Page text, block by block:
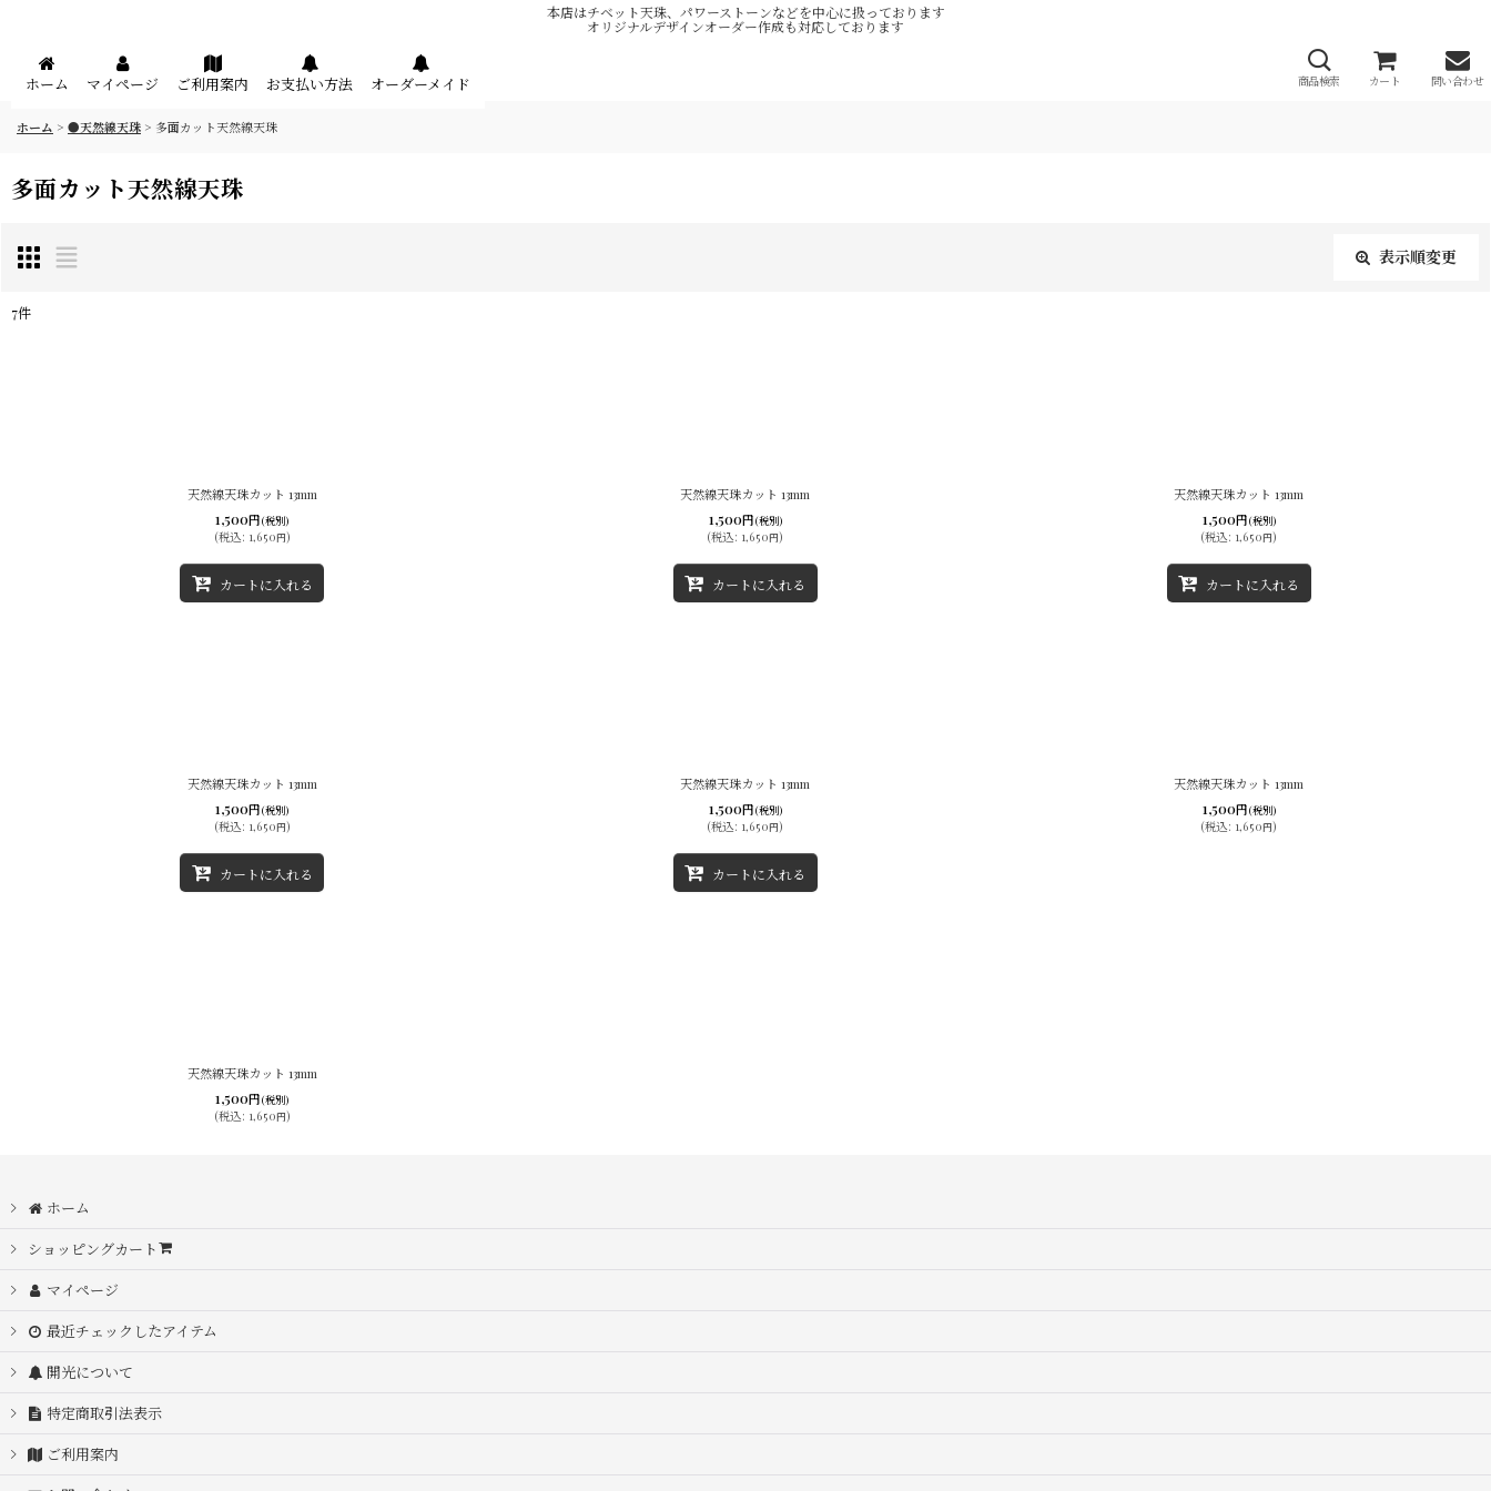
本店はチベット天珠、パワーストーンなどを中心に扱っております
オリジナルデザインオーダー作成も対応しております
メニュー 商品検索 カート 問い合わせ
ホーム マイページ ご利用案内 お支払い方法 オーダーメイド
ホーム > ●天然線天珠 > 多面カット天然線天珠
多面カット天然線天珠
表示順変更
絞り込む
7件
天然線天珠カット 13mm
1,500円(税別)
(税込: 1,650円)
カートに入れる
天然線天珠カット 13mm
1,500円(税別)
(税込: 1,650円)
カートに入れる
天然線天珠カット 13mm
1,500円(税別)
(税込: 1,650円)
カートに入れる
天然線天珠カット 13mm
1,500円(税別)
(税込: 1,650円)
カートに入れる
天然線天珠カット 13mm
1,500円(税別)
(税込: 1,650円)
カートに入れる
天然線天珠カット 13mm
1,500円(税別)
(税込: 1,650円)
天然線天珠カット 13mm
1,500円(税別)
(税込: 1,650円)
ホーム
ショッピングカート
マイページ
最近チェックしたアイテム
開光について
特定商取引法表示
ご利用案内